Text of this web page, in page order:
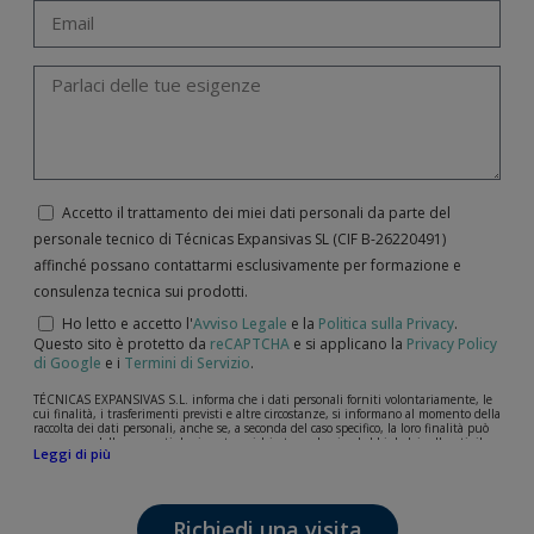
Accetto il trattamento dei miei dati personali da parte del
personale tecnico di Técnicas Expansivas SL (CIF B-­26220491)
affinché possano contattarmi esclusivamente per formazione e
consulenza tecnica sui prodotti.
Ho letto e accetto l'Avviso Legale e la Politica sulla Privacy.
Questo sito è protetto da reCAPTCHA e si applicano la Privacy Policy
di Google e i Termini di Servizio.
TÉCNICAS EXPANSIVAS S.L. informa che i dati personali forniti volontariamente, le
cui finalità, i trasferimenti previsti e altre circostanze, si informano al momento della
raccolta dei dati personali, anche se, a seconda del caso specifico, la loro finalità può
essere una delle seguenti: la risposta a richieste, reclami o dubbi da lei sollevati, il
mantenimento della relazione stabilita, la gestione integrale e commerciale dei
I dati contenuti nei nostri archivi sono assolutamente confidenziali e saranno
trattati con la massima riservatezza e nel rispetto di tutti i requisiti del
Leggi di più